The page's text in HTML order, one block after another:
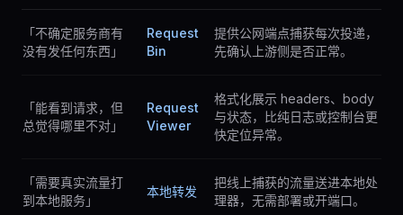
「不确定服务商有
没有发任何东西」
Request
Bin
提供公网端点捕获每次投递，
先确认上游侧是否正常。
「能看到请求，但
总觉得哪里不对」
Request
Viewer
格式化展示 headers、body
与状态，比纯日志或控制台更
快定位异常。
「需要真实流量打
到本地服务」
本地转发
把线上捕获的流量送进本地处
理器，无需部署或开端口。